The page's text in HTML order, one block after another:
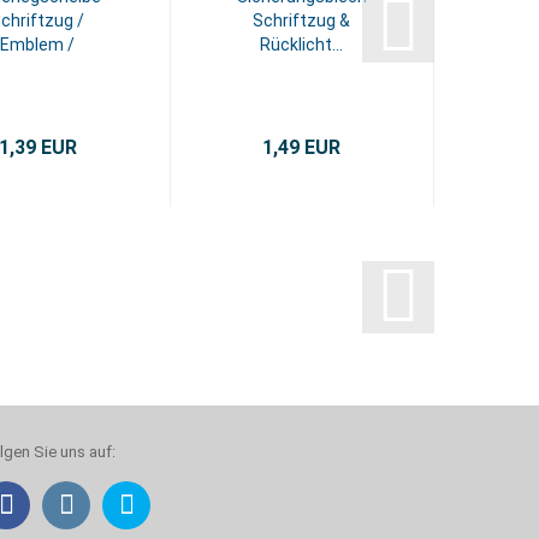
/
Emblem /
1,39 EUR
Schriftzug &
Rücklicht...
1,49 EUR
Sie uns auf: